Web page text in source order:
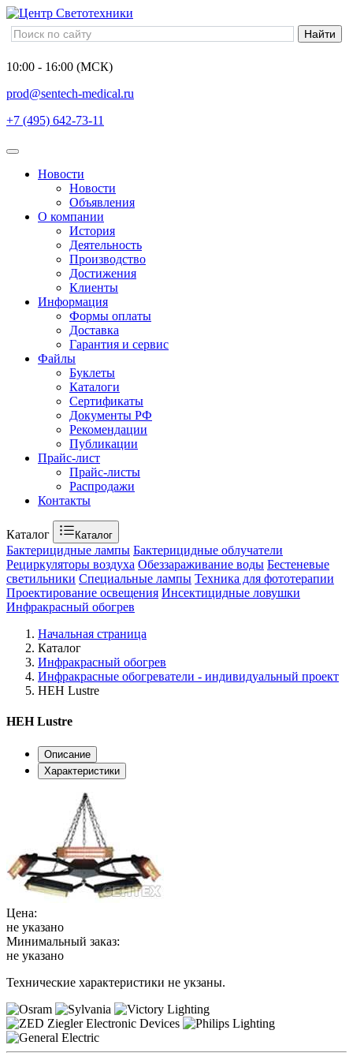
10:00 - 16:00 (МСК)
prod@sentech-medical.ru
+7 (495) 642-73-11
Новости
Новости
Объявления
О компании
История
Деятельность
Производство
Достижения
Клиенты
Информация
Формы оплаты
Доставка
Гарантия и сервис
Файлы
Буклеты
Каталоги
Сертификаты
Документы РФ
Рекомендации
Публикации
Прайс-лист
Прайс-листы
Распродажи
Контакты
Каталог Каталог
Бактерицидные лампы Бактерицидные облучатели
Рециркуляторы воздуха Обеззараживание воды Бестеневые
светильники Специальные лампы Техника для фототерапии
Проектирование освещения Инсектицидные ловушки
Инфракрасный обогрев
Начальная страница
Каталог
Инфракрасный обогрев
Инфракрасные обогреватели - индивидуальный проект
HEH Lustre
HEH Lustre
Описание
Характеристики
Цена:
не указано
Минимальный заказ:
не указано
Технические характеристики не укзаны.